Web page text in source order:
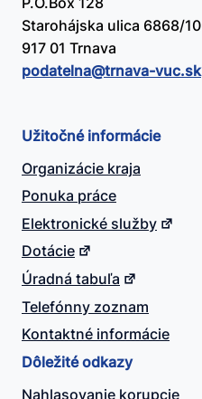
Starohájska ulica 6868/10
917 01 Trnava
podatelna@​trnava-vuc.sk
Užitočné informácie
Organizácie kraja
Ponuka práce
Elektronické služby
Dotácie
Úradná tabuľa
Telefónny zoznam
Kontaktné informácie
Dôležité odkazy
Nahlasovanie korupcie